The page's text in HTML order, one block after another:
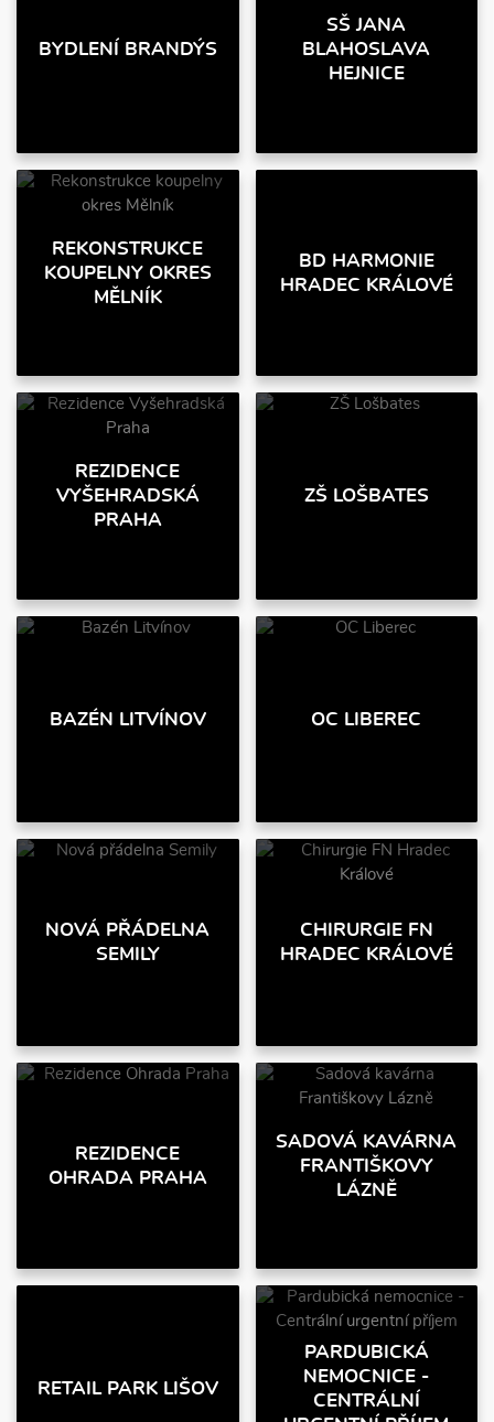
BYDLENÍ BRANDÝS
SŠ JANA
BLAHOSLAVA
HEJNICE
REKONSTRUKCE
KOUPELNY OKRES
MĚLNÍK
BD HARMONIE
HRADEC KRÁLOVÉ
REZIDENCE
VYŠEHRADSKÁ
PRAHA
ZŠ LOŠBATES
BAZÉN LITVÍNOV OC LIBEREC
NOVÁ PŘÁDELNA
SEMILY
CHIRURGIE FN
HRADEC KRÁLOVÉ
REZIDENCE
OHRADA PRAHA
SADOVÁ KAVÁRNA
FRANTIŠKOVY
LÁZNĚ
RETAIL PARK LIŠOV
PARDUBICKÁ
NEMOCNICE -
CENTRÁLNÍ